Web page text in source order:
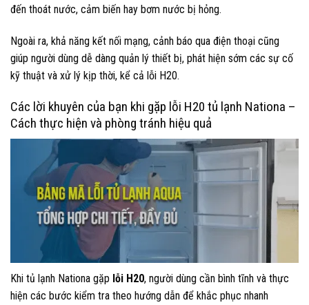
đến thoát nước, cảm biến hay bơm nước bị hỏng.
Ngoài ra, khả năng kết nối mạng, cảnh báo qua điện thoại cũng
giúp người dùng dễ dàng quản lý thiết bị, phát hiện sớm các sự cố
kỹ thuật và xử lý kịp thời, kể cả lỗi H20.
Các lời khuyên của bạn khi gặp lỗi H20 tủ lạnh Nationa –
Cách thực hiện và phòng tránh hiệu quả
Khi tủ lạnh Nationa gặp lỗi H20, người dùng cần bình tĩnh và thực
hiện các bước kiểm tra theo hướng dẫn để khắc phục nhanh